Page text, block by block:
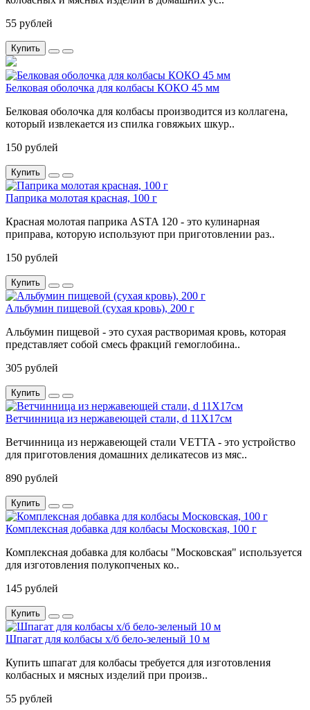
55 рублей
Купить
Белковая оболочка для колбасы КОКО 45 мм
Белковая оболочка для колбасы производится из коллагена,
который извлекается из спилка говяжьих шкур..
150 рублей
Купить
Паприка молотая красная, 100 г
Красная молотая паприка ASTA 120 - это кулинарная
приправа, которую используют при приготовлении раз..
150 рублей
Купить
Альбумин пищевой (сухая кровь), 200 г
Альбумин пищевой - это сухая растворимая кровь, которая
представляет собой смесь фракций гемоглобина..
305 рублей
Купить
Ветчинница из нержавеющей стали, d 11X17см
Ветчинница из нержавеющей стали VETTA - это устройство
для приготовления домашних деликатесов из мяс..
890 рублей
Купить
Комплексная добавка для колбасы Московская, 100 г
Комплексная добавка для колбасы "Московская" используется
для изготовления полукопченых ко..
145 рублей
Купить
Шпагат для колбасы х/б бело-зеленый 10 м
Купить шпагат для колбасы требуется для изготовления
колбасных и мясных изделий при произв..
55 рублей